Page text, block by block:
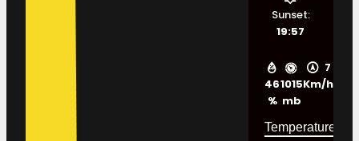
46
%
1015
mb
7
Km/h
Sunset:
19:57